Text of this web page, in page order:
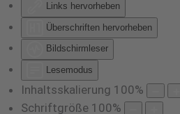
Links hervorheben
Überschriften hervorheben
Bildschirmleser
Lesemodus
Inhaltsskalierung 100%
Schriftgröße 100%